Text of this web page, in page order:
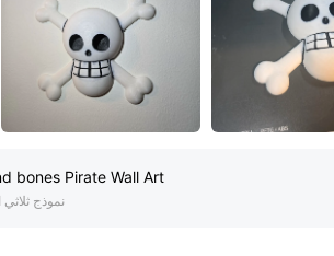
bones Pirate Wall Art
نموذج ثلاثي